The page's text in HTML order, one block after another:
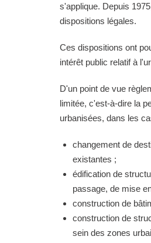
s'applique. Depuis
dispositions légales.
Ces dispositions ont
intérêt public relatif à
D'un point de vue
limitée, c'est-à-dire la
urbanisées, dans les
changement de
existantes ;
édification de
passage, de mise
construction de
construction de
sein des zones